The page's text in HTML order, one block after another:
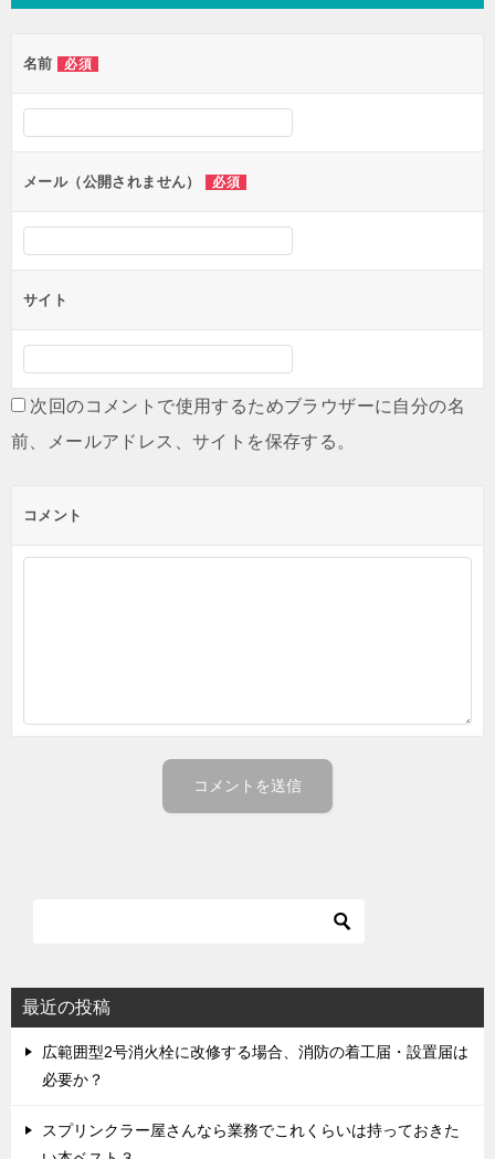
ー
シ
ン
名前 必須
メール（公開されません） 必須
サイト
次回のコメントで使用するためブラウザーに自分の名
前、メールアドレス、サイトを保存する。
コメント
最近の投稿
広範囲型2号消火栓に改修する場合、消防の着工届・設置届は
必要か？
スプリンクラー屋さんなら業務でこれくらいは持っておきた